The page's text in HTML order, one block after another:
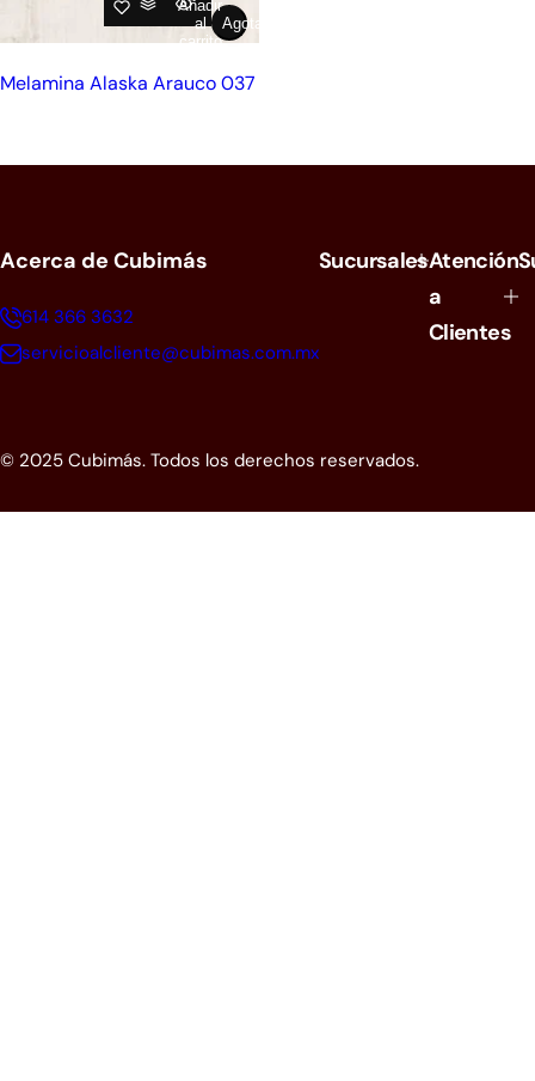
Añadir
al
carrito
Agotado
Melamina Alaska Arauco 037
Acerca de Cubimás
614 366 3632
servicioalcliente@cubimas.com.mx
SucursalesAtención
a
Clientes
© 2025 Cubimás. Todos los derechos reservados.